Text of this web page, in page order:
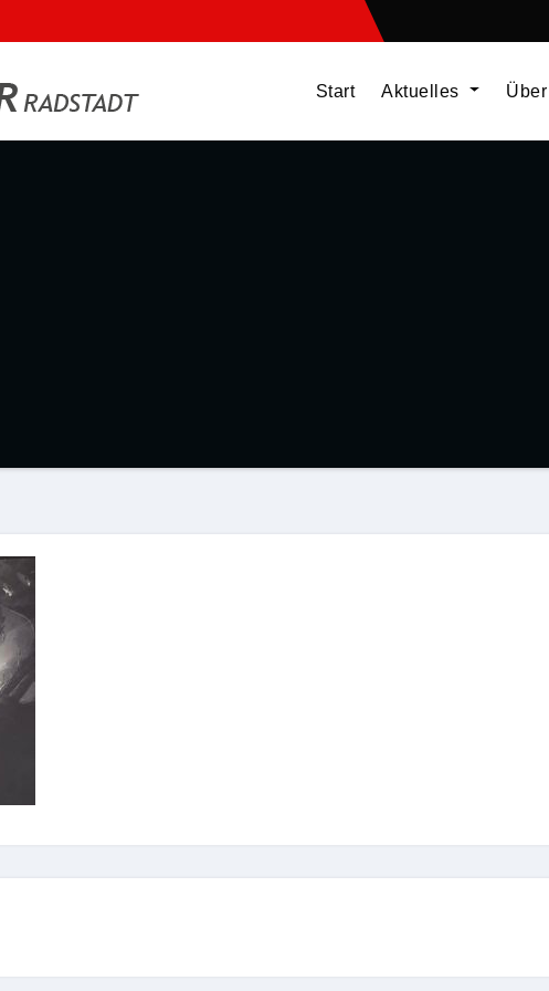
Start Aktuelles